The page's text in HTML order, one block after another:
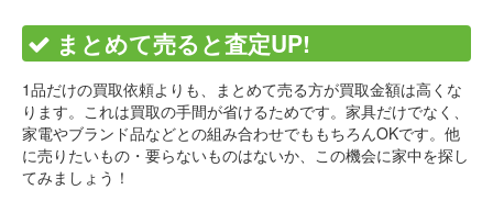
まとめて売ると査定UP!
1品だけの買取依頼よりも、まとめて売る方が買取金額は高くな
ります。これは買取の手間が省けるためです。家具だけでなく、
家電やブランド品などとの組み合わせでももちろんOKです。他
に売りたいもの・要らないものはないか、この機会に家中を探し
てみましょう！